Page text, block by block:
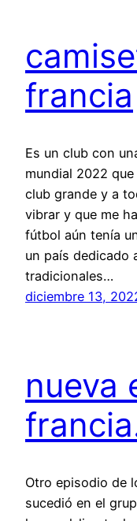
francia
Es un club con
mundial 2022
club grande y a
vibrar y que me
fútbol aún tenía
un país dedicado
tradicionales…
diciembre 13,
nueva
Otro episodio de
sucedió en el